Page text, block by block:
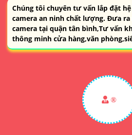
Chúng tôi chuyên tư vấn lắp đặt
camera an ninh chất lượng. Đưa
camera tại quận tân bình,Tư vấn
thông minh cửa hàng,văn
®️